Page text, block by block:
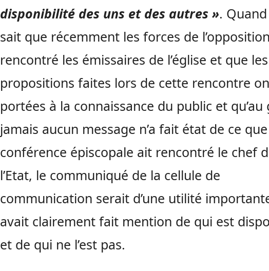
disponibilité des uns et des autres ».
sait que récemment les forces de
rencontré les émissaires de l’église et que les
propositions faites lors de cette rencontre
portées à la connaissance du public et qu’au
jamais aucun message n’a fait état de ce
conférence épiscopale ait rencontré le chef
l’Etat, le communiqué de la cellule de
communication serait d’une utilité
avait clairement fait mention de qui est
et de qui ne l’est pas.